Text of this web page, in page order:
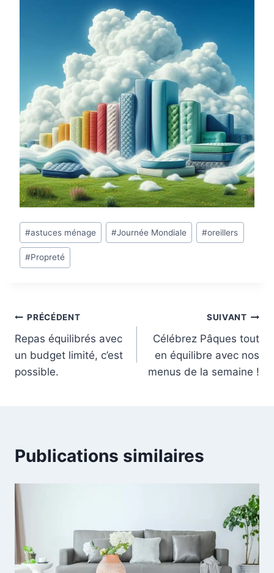
Étiquettes
de
la
#astuces ménage #Journée Mondiale #oreillers
#Propreté
Navigation
de
l’article
PRÉCÉDENT
Repas équilibrés avec
un budget limité, c’est
possible.
SUIVANT
Célébrez Pâques tout
en équilibre avec nos
menus de la semaine !
Publications similaires